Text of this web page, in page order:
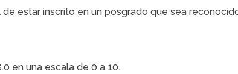
estar inscrito en un posgrado que sea
en una escala de 0 a 10.